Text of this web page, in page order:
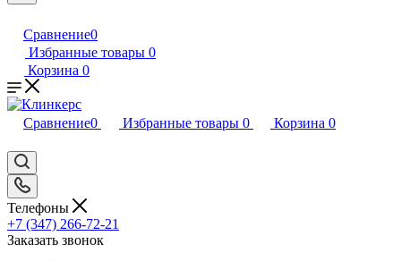
Сравнение0
Избранные товары 0
Корзина 0
Сравнение0 Избранные товары 0 Корзина 0
Телефоны
+7 (347) 266-72-21
Заказать звонок